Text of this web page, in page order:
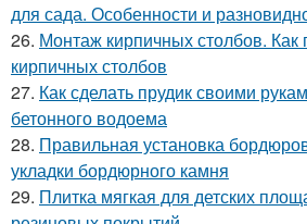
для сада. Особенности и
26. Монтаж кирпичных столбов. Как
кирпичных столбов
27. Как сделать прудик своими
бетонного водоема
28. Правильная установка
укладки бордюрного камня
29. Плитка мягкая для детских